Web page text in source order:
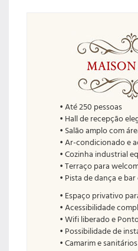
• Até 250 pessoas
• Hall de recepção
• Salão amplo com
• Ar-condicionado e
• Cozinha industrial
• Terraço para
• Pista de dança e
• Espaço privativo
• Acessibilidade
• Wifi liberado e
• Possibilidade de
• Camarim e